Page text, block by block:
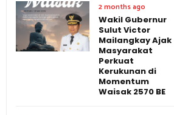
2 months ago
Wakil Gubernur
Sulut Victor
Mailangkay Ajak
Masyarakat
Perkuat
Kerukunan di
Momentum
Waisak 2570 BE